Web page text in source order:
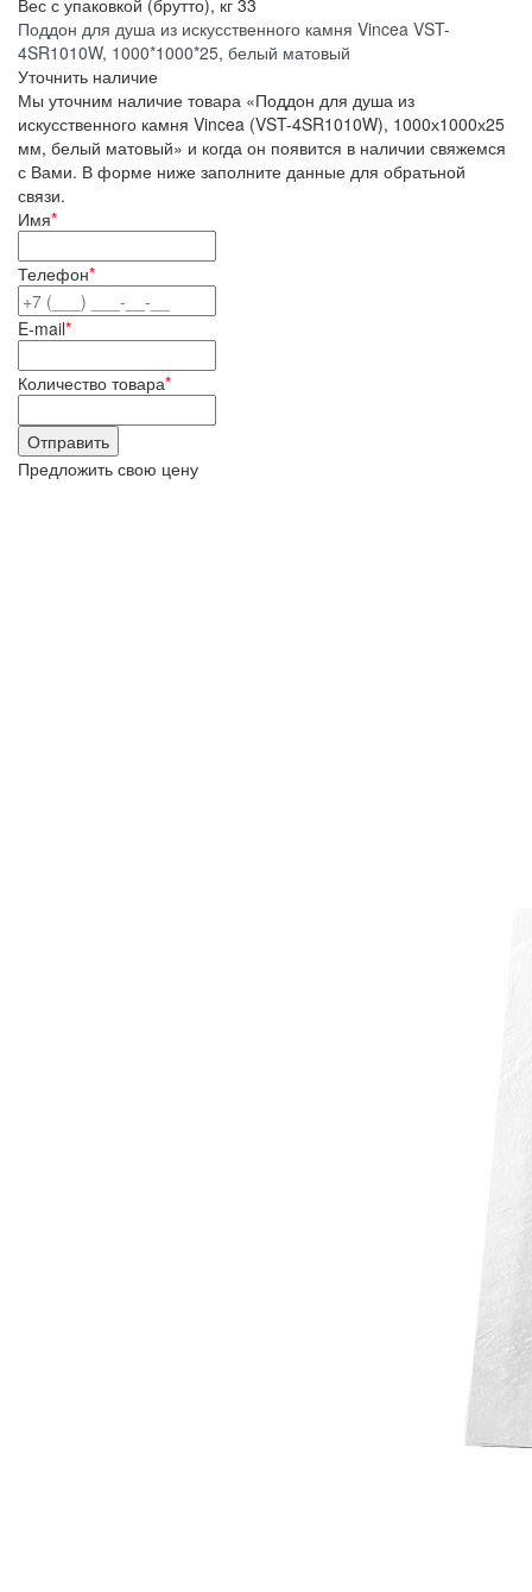
Вес с упаковкой (брутто), кг 33
Поддон для душа из искусственного камня Vincea VST-
4SR1010W, 1000*1000*25, белый матовый
Уточнить наличие
Мы уточним наличие товара «Поддон для душа из
искусственного камня Vincea (VST-4SR1010W), 1000х1000х25
мм, белый матовый» и когда он появится в наличии свяжемся
с Вами. В форме ниже заполните данные для обратьной
связи.
Имя*
Телефон*
E-mail*
Количество товара*
Предложить свою цену